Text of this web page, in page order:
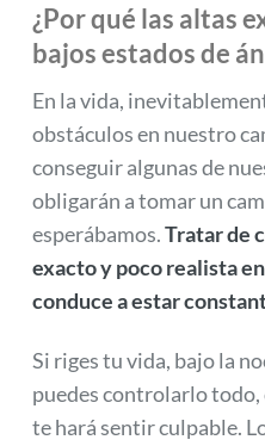
¿Por qué las altas
bajos estados de
En la vida,
obstáculos en nuestro
conseguir algunas de
obligarán a tomar un
esperábamos.Tratar de
exacto y poco realista
conduce a estar
Si riges tu vida, bajo la
puedes controlarlo todo,
te hará sentir culpable.